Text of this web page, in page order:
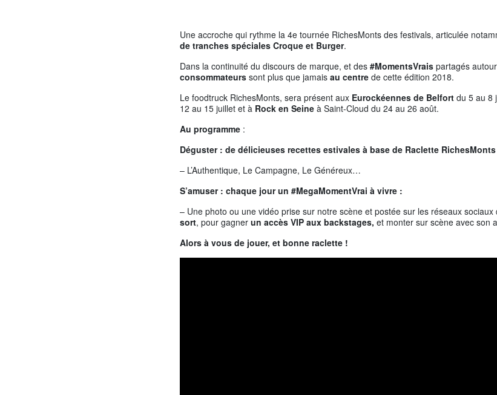
Une accroche qui rythme la 4e tournée RichesMonts des festivals, articulée
de tranches spéciales Croque et Burger.
Dans la continuité du discours de marque, et des #MomentsVrais partagés
consommateurs sont plus que jamais au centre de cette édition 2018.
Le foodtruck RichesMonts, sera présent aux Eurockéennes de Belfort du 5 au 8
12 au 15 juillet et à Rock en Seine à Saint-Cloud du 24 au 26 août.
Au programme :
Déguster : de délicieuses recettes estivales à base de Raclette RichesMonts
– L’Authentique, Le Campagne, Le Généreux…
S’amuser : chaque jour un #MegaMomentVrai à vivre :
– Une photo ou une vidéo prise sur notre scène et postée sur les réseaux sociaux
sort, pour gagner un accès VIP aux backstages, et monter sur scène avec son
Alors à vous de jouer, et bonne raclette !